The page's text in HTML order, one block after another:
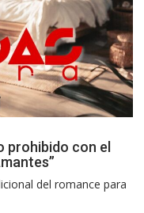
prohibido con el
del romance para